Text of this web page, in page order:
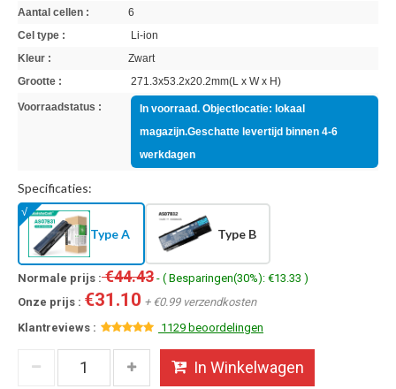
Aantal cellen :
6
Cel type :
Li-ion
Kleur :
Zwart
Grootte :
271.3x53.2x20.2mm(L x W x H)
Voorraadstatus :
In voorraad. Objectlocatie: lokaal
magazijn.Geschatte levertijd binnen 4-6
werkdagen
Specificaties:
Type A Type B
Normale prijs :€44.43 - ( Besparingen(30%): €13.33 )
Onze prijs : €31.10 + €0.99 verzendkosten
Klantreviews :
1129 beoordelingen
In Winkelwagen